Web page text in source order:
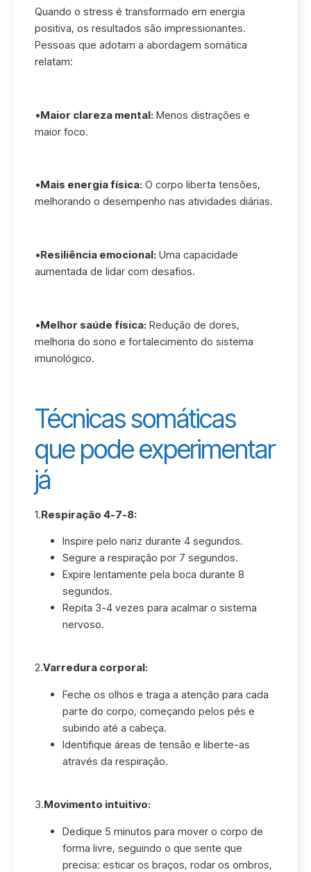
Quando o stress é transformado em energia
positiva, os resultados são impressionantes.
Pessoas que adotam a abordagem somática
relatam:
•Maior clareza mental: Menos distrações e
maior foco.
•Mais energia física: O corpo liberta tensões,
melhorando o desempenho nas atividades diárias.
•Resiliência emocional: Uma capacidade
aumentada de lidar com desafios.
•Melhor saúde física: Redução de dores,
melhoria do sono e fortalecimento do sistema
imunológico.
Técnicas somáticas
que pode experimentar
já
1.Respiração 4-7-8:
Inspire pelo nariz durante 4 segundos.
Segure a respiração por 7 segundos.
Expire lentamente pela boca durante 8
segundos.
Repita 3-4 vezes para acalmar o sistema
nervoso.
2.Varredura corporal:
Feche os olhos e traga a atenção para cada
parte do corpo, começando pelos pés e
subindo até a cabeça.
Identifique áreas de tensão e liberte-as
através da respiração.
3.Movimento intuitivo:
Dedique 5 minutos para mover o corpo de
forma livre, seguindo o que sente que
precisa: esticar os braços, rodar os ombros,